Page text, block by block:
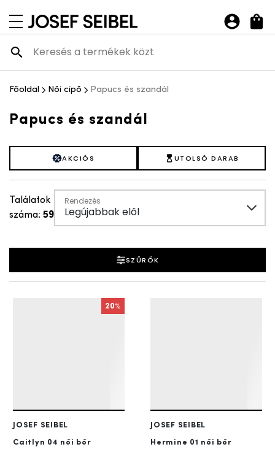
navigációs menü megnyitása
Josef Seibel Webshop
nyitása-csukása
Főoldal Női cipő Papucs és szandál
Papucs és szandál
AKCIÓS UTOLSÓ DARAB
Találatok
száma: 59
Rendezés
Legújabbak elől
SZŰRŐK
20%
JOSEF SEIBEL
Caitlyn 04 női bőr
JOSEF SEIBEL
Hermine 01 női bőr